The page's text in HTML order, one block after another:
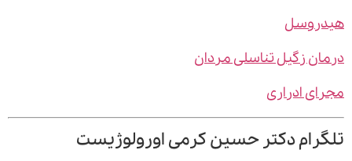
زگیل تناسلی مردان
ادراری
دکتر حسین کرمی اورولوژیست